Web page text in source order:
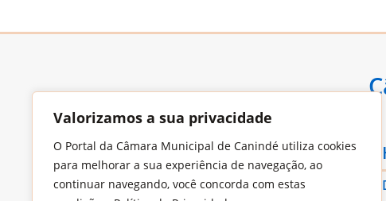
Valorizamos a sua privacidade
O Portal da Câmara Municipal de Canindé utiliza cookies
para melhorar a sua experiência de navegação, ao
continuar navegando, você concorda com estas
Endereço
Largo Francisco Xavier de Medeiros, S/N,